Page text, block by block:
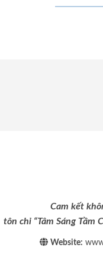
Cam kết
tôn chỉ “Tâm Sáng Tầm
Website: